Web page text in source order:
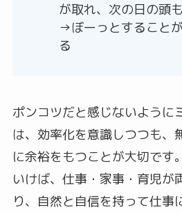
が取れ、次の日の頭
→ぼーっとすること
る
ポンコツだと感じないように
は、効率化を意識しつつも、
に余裕をもつことが大切です
いけば、仕事・家事・育児が
り、自然と自信を持って仕事